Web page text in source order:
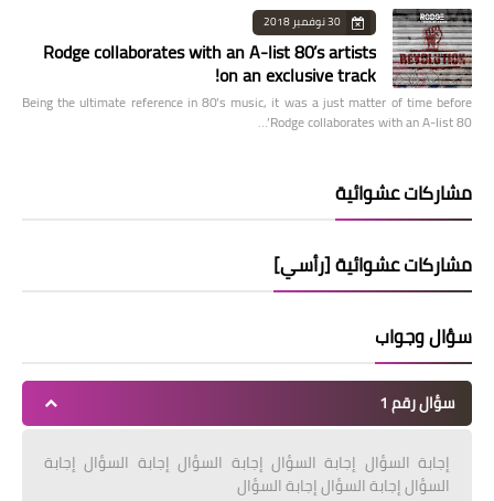
30 نوفمبر 2018
Rodge collaborates with an A-list 80’s artists
on an exclusive track!
Being the ultimate reference in 80’s music, it was a just matter of time before
Rodge collaborates with an A-list 80’…
مشاركات عشوائية
مشاركات عشوائية [رأسي]
سؤال وجواب
سؤال رقم 1
إجابة السؤال إجابة السؤال إجابة السؤال إجابة السؤال إجابة
السؤال إجابة السؤال إجابة السؤال